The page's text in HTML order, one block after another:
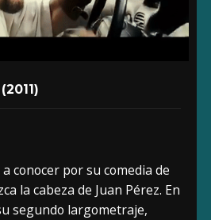
conocer por su comedia de
la cabeza de Juan Pérez. En
segundo largometraje,